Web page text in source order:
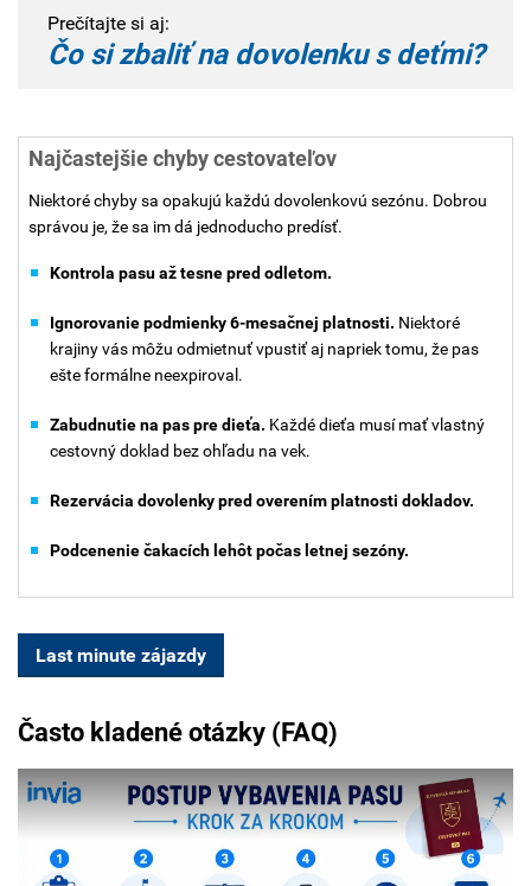
Prečítajte si aj:
Čo si zbaliť na dovolenku s deťmi?
Najčastejšie chyby cestovateľov
Niektoré chyby sa opakujú každú dovolenkovú sezónu. Dobrou
správou je, že sa im dá jednoducho predísť.
Kontrola pasu až tesne pred odletom.
Ignorovanie podmienky 6-mesačnej platnosti. Niektoré
krajiny vás môžu odmietnuť vpustiť aj napriek tomu, že pas
ešte formálne neexpiroval.
Zabudnutie na pas pre dieťa. Každé dieťa musí mať vlastný
cestovný doklad bez ohľadu na vek.
Rezervácia dovolenky pred overením platnosti dokladov.
Podcenenie čakacích lehôt počas letnej sezóny.
Last minute zájazdy
Často kladené otázky (FAQ)